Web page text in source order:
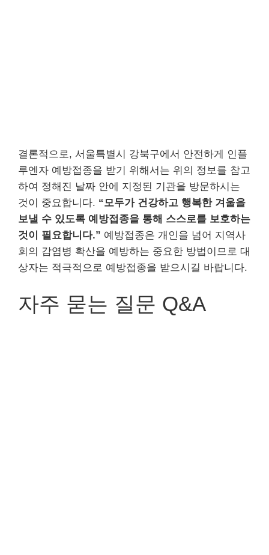
결론적으로, 서울특별시 강북구에서 안전하게 인플
루엔자 예방접종을 받기 위해서는 위의 정보를 참고
하여 정해진 날짜 안에 지정된 기관을 방문하시는
것이 중요합니다. “모두가 건강하고 행복한 겨울을
보낼 수 있도록 예방접종을 통해 스스로를 보호하는
것이 필요합니다.” 예방접종은 개인을 넘어 지역사
회의 감염병 확산을 예방하는 중요한 방법이므로 대
상자는 적극적으로 예방접종을 받으시길 바랍니다.
자주 묻는 질문 Q&A